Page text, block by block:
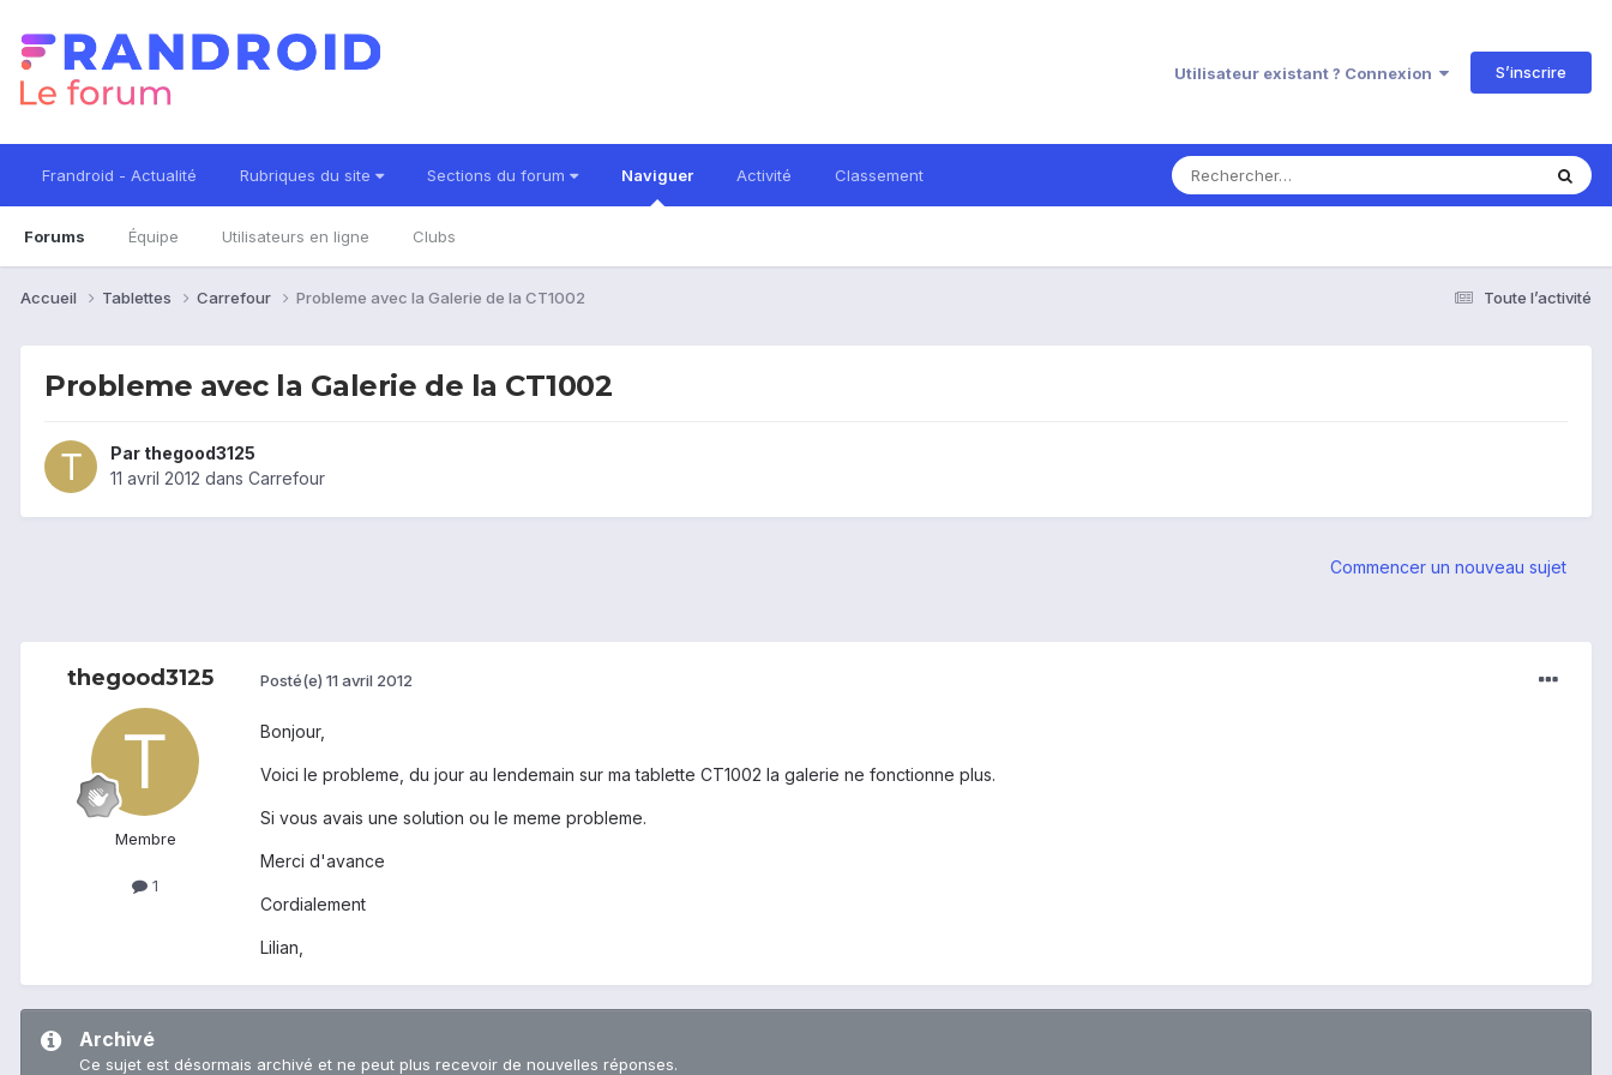
Utilisateur existant ? Connexion S’inscrire
Frandroid - Actualité Rubriques du site Sections du forum Naviguer
Forums Équipe Utilisateurs en ligne Clubs
Activité Classement
Toute l’activité
Accueil Tablettes Carrefour Probleme avec la Galerie de la CT1002
Probleme avec la Galerie de la CT1002
Par thegood3125
11 avril 2012 dans Carrefour
Commencer un nouveau sujet
thegood3125
Membre
1
Posté(e) 11 avril 2012
Bonjour,
Voici le probleme, du jour au lendemain sur ma tablette CT1002 la galerie ne fonctionne plus.
Si vous avais une solution ou le meme probleme.
Merci d'avance
Cordialement
Lilian,
Archivé
Ce sujet est désormais archivé et ne peut plus recevoir de nouvelles réponses.